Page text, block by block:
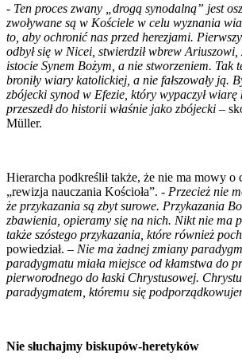
- Ten proces zwany „drogą synodalną” jest
zwoływane są w Kościele w celu wyznania
to, aby ochronić nas przed herezjami.
odbył się w Nicei, stwierdził wbrew Ariuszowi,
istocie Synem Bożym, a nie stworzeniem. Tak
broniły wiary katolickiej, a nie fałszowały ją.
zbójecki synod w Efezie, który wypaczył
przeszedł do historii właśnie jako zbójecki –
Müller.
Hierarcha podkreślił także, że nie ma mowy o
„rewizja nauczania Kościoła”. - Przecież nie
że przykazania są zbyt surowe. Przykazania
zbawienia, opieramy się na nich. Nikt nie ma
także szóstego przykazania, które również
powiedział. – Nie ma żadnej zmiany
paradygmatu miała miejsce od kłamstwa do
pierworodnego do łaski Chrystusowej.
paradygmatem, któremu się
Nie słuchajmy biskupów-heretyków